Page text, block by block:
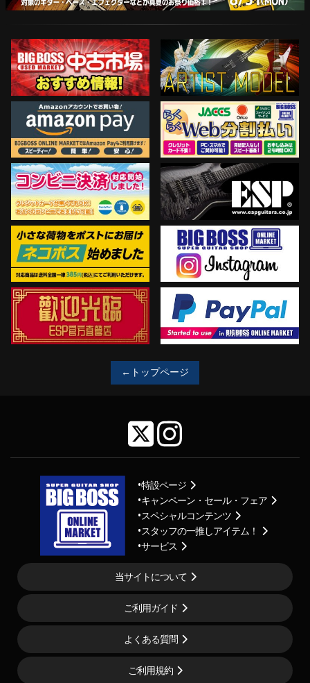
←トップページ
特設ページ
キャンペーン・セール・フェア
スペシャルコンテンツ
スタッフの一推しアイテム！
サービス
当サイトについて
ご利用ガイド
よくある質問
ご利用規約